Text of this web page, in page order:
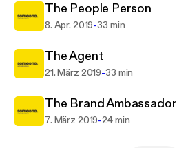
The People Person
8. Apr. 2019-33 min
The Agent
21. März 2019-33 min
The Brand Ambassador
7. März 2019-24 min